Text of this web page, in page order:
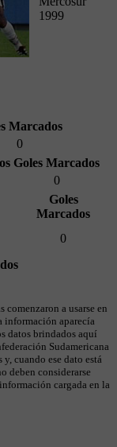
1999
Marcados
0
Goles Marcados
0
Goles
Marcados
0
comenzaron a usarse en
información aparecía
datos brindados aquí
Sudamericana
cuando ese dato está
deben considerarse
cargada en la